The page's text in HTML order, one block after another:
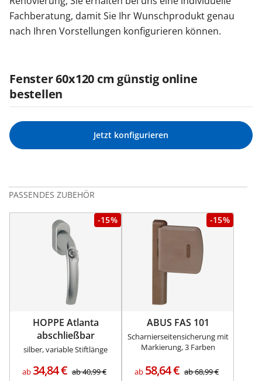
Fachberatung, damit Sie Ihr Wunschprodukt genau
nach Ihren Vorstellungen konfigurieren können.
Fenster 60x120 cm günstig online
bestellen
Jetzt konfigurieren
PASSENDES ZUBEHÖR
-15%
HOPPE Atlanta
abschließbar
silber, variable Stiftlänge
ab34,84€ ab40,99€
-15%
ABUS FAS 101
Scharnierseitensicherung mit
Markierung, 3 Farben
ab 58,64€ ab68,99€